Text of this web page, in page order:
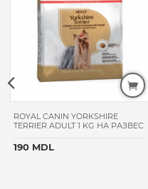
ROYAL CANIN YORKSHIRE
TERRIER ADULT 1 KG НА РАЗВЕС
190 MDL